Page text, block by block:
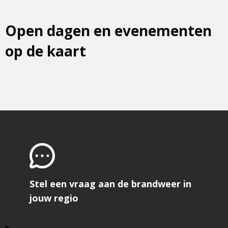
Open dagen en evenementen
op de kaart
Stel een vraag aan de brandweer in
jouw regio